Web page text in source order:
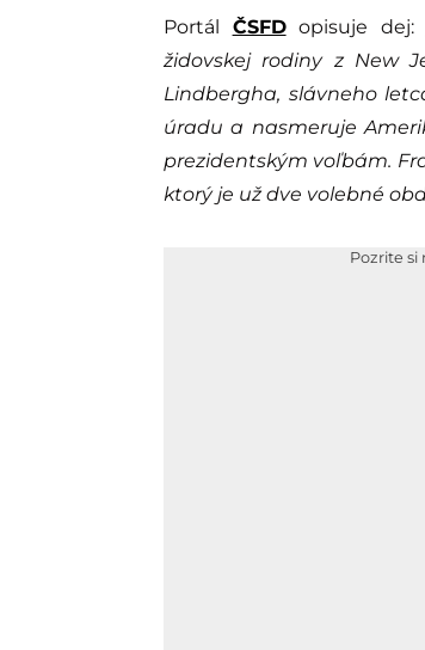
Portál ČSFDopisuje
židovskej rodiny z New
Lindbergha, slávneho
úradu a nasmeruje
prezidentským voľbám.
ktorý je už dve volebné
Pozrite